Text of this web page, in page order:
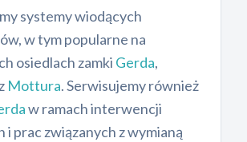
systemy wiodących
w tym popularne na
osiedlach zamki Gerda,
Mottura. Serwisujemy również
w ramach interwencji
i prac związanych z wymianą